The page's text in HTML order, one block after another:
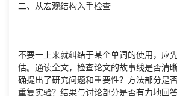
二、从宏观结构入手检查
不要一上来就纠结于某个单词的使用，应
估。通读全文，检查论文的故事线是否清
确提出了研究问题和重要性？方法部分是
重复实验？结果与讨论部分是否有力地回